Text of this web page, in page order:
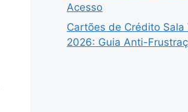
Acesso
Cartões de Crédito Sala
2026: Guia Anti-